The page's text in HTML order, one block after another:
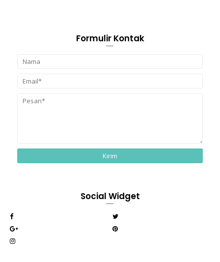
Formulir Kontak
Social Widget